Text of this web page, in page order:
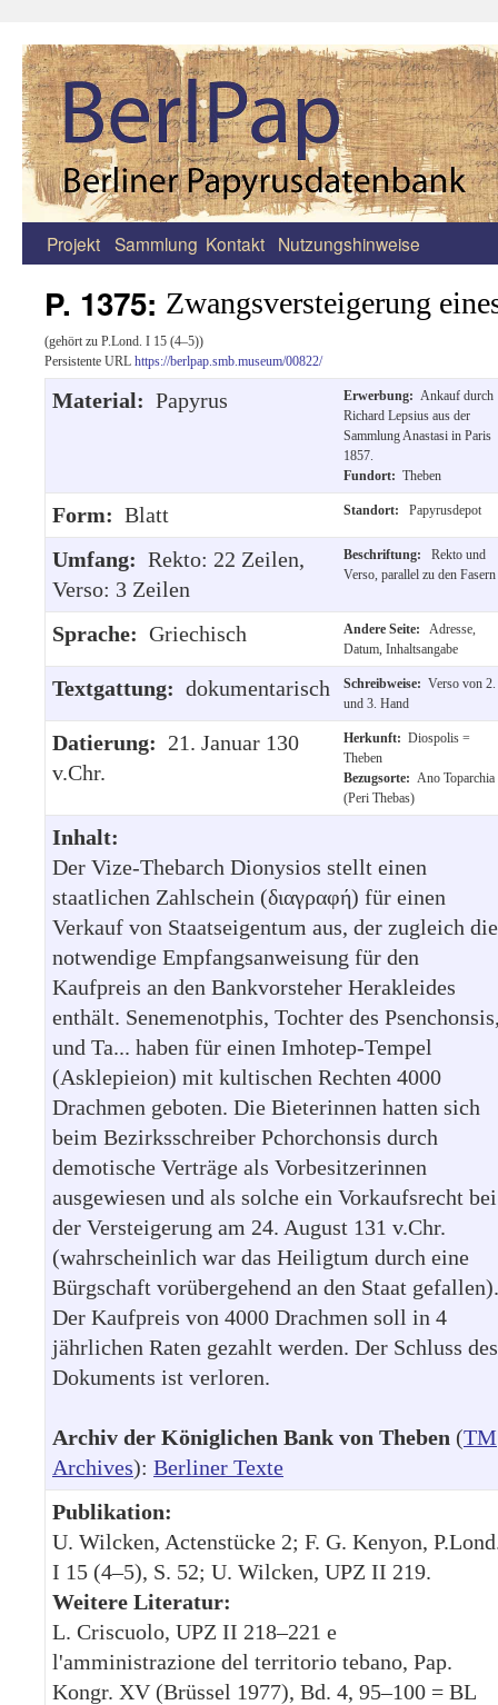
Zum
Projekt Sammlung Kontakt Nutzungshinweise
P. 1375: Zwangsversteigerung
(gehört zu P.Lond. I 15 (4–5))
Persistente URL https://berlpap.smb.museum/00822/
Material: Papyrus Erwerbung: Ankauf durch
Richard Lepsius aus der
Sammlung Anastasi in Paris
1857.
Fundort: Theben
Form: Blatt Standort: Papyrusdepot
Umfang: Rekto: 22 Zeilen,
Verso: 3 Zeilen
Beschriftung:
Rekto und
Verso, parallel zu den Fasern
Sprache: Griechisch Andere Seite:
Adresse,
Datum, Inhaltsangabe
Textgattung: dokumentarisch Schreibweise: Verso von 2.
und 3. Hand
Datierung: 21. Januar 130
v.Chr.
Herkunft: Diospolis =
Theben
Bezugsorte: Ano Toparchia
(Peri Thebas)
Inhalt:
Der Vize-Thebarch Dionysios stellt einen
staatlichen Zahlschein (διαγραφή) für einen
Verkauf von Staatseigentum aus, der zugleich die
notwendige Empfangsanweisung für den
Kaufpreis an den Bankvorsteher Herakleides
enthält. Senemenotphis, Tochter des
und Ta... haben für einen Imhotep-Tempel
(Asklepieion) mit kultischen Rechten 4000
Drachmen geboten. Die Bieterinnen hatten sich
beim Bezirksschreiber Pchorchonsis durch
demotische Verträge als Vorbesitzerinnen
ausgewiesen und als solche ein Vorkaufsrecht bei
der Versteigerung am 24. August 131 v.Chr.
(wahrscheinlich war das Heiligtum durch eine
Bürgschaft vorübergehend an den Staat gefallen).
Der Kaufpreis von 4000 Drachmen soll in 4
jährlichen Raten gezahlt werden. Der Schluss des
Dokuments ist verloren.
Archiv der Königlichen Bank von Theben (TM
Archives): Berliner Texte
Publikation:
U. Wilcken, Actenstücke 2; F. G. Kenyon,
I 15 (4–5), S. 52; U. Wilcken, UPZ II 219.
Weitere Literatur:
L. Criscuolo, UPZ II 218–221 e
l'amministrazione del territorio tebano, Pap.
Kongr. XV (Brüssel 1977), Bd. 4, 95–100 = BL